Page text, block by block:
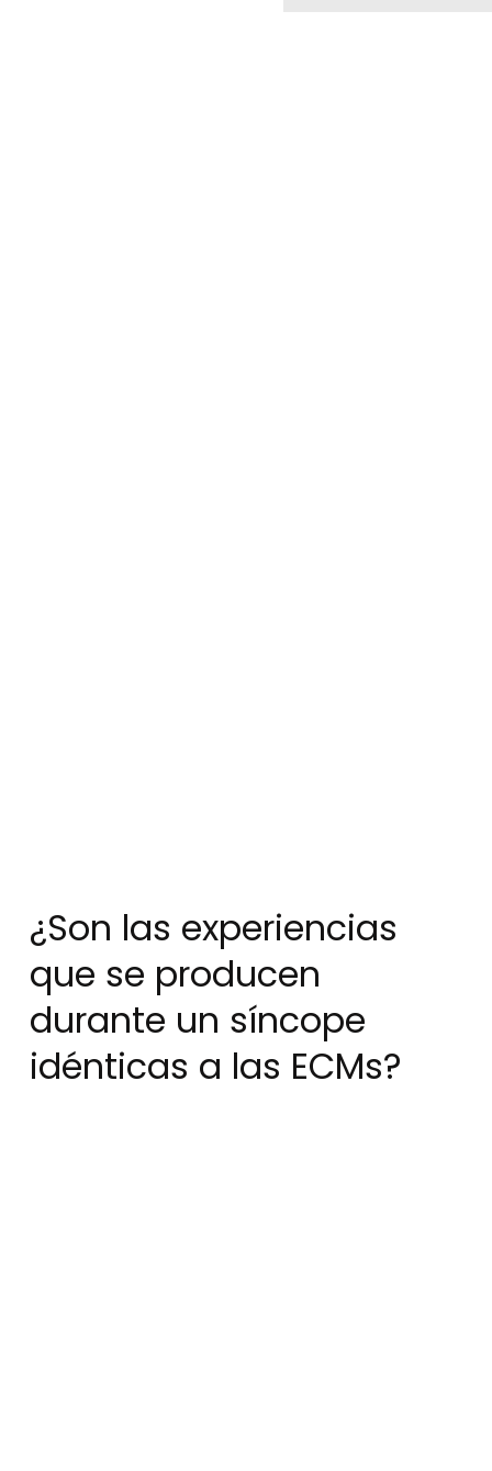
¿Son las experiencias
que se producen
durante un síncope
idénticas a las ECMs?